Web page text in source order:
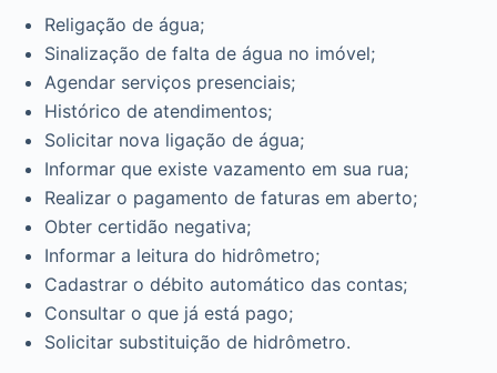
Religação de água;
Sinalização de falta de água no imóvel;
Agendar serviços presenciais;
Histórico de atendimentos;
Solicitar nova ligação de água;
Informar que existe vazamento em sua rua;
Realizar o pagamento de faturas em aberto;
Obter certidão negativa;
Informar a leitura do hidrômetro;
Cadastrar o débito automático das contas;
Consultar o que já está pago;
Solicitar substituição de hidrômetro.